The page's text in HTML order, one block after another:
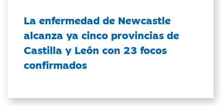
La enfermedad de Newcastle
alcanza ya cinco provincias de
Castilla y León con 23 focos
confirmados